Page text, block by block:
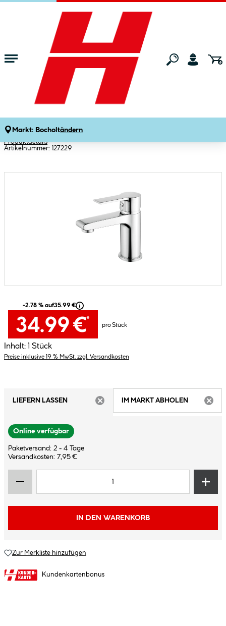
Zum Hauptinhalt springen
Markt: Bocholtändern
Bad & Küche Badarmaturen & Brausen
Basic Waschtischarmatur Arles chrom
Ablaufgarnitur
Produktdetails
Artikelnummer: 127229
-2.78 % auf35.99 €
34.99 €*
pro Stück
Inhalt: 1 Stück
Preise inklusive 19 % MwSt. zzgl. Versandkosten
LIEFERN LASSEN
IM MARKT ABHOLEN
Online verfügbar
Paketversand: 2 - 4 Tage
Versandkosten: 7,95 €
IN DEN WARENKORB
Zur Merkliste hinzufügen
Kundenkartenbonus